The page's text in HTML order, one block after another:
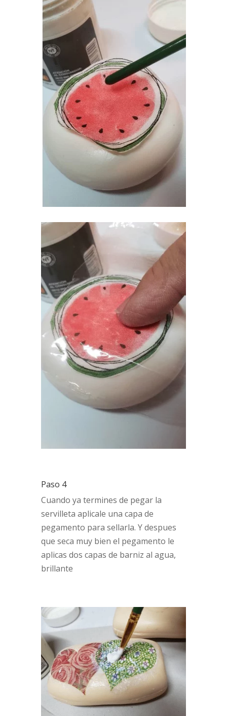
Paso 4
Cuando ya termines de pegar la
servilleta aplicale una capa de
pegamento para sellarla. Y despues
que seca muy bien el pegamento le
aplicas dos capas de barniz al agua,
brillante